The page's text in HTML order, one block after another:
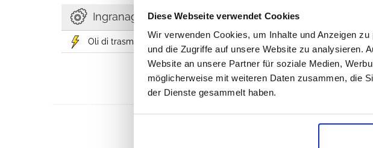
Diese Webseite verwendet Cookies
Wir verwenden Cookies, um Inhalte und Anzeigen
und die Zugriffe auf unsere Website zu analysieren.
Website an unsere Partner für soziale Medien,
möglicherweise mit weiteren Daten zusammen, die
der Dienste gesammelt haben.
Ingranaggio
Oli di trasmissione
Cosmetici per